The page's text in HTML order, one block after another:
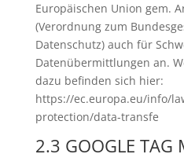
Europäischen Union gem.
(Verordnung zum
Datenschutz) auch für
Datenübermittlungen an.
dazu befinden sich hier:
https://ec.europa.eu/info/
protection/data-transfe
2.3 GOOGLE TAG